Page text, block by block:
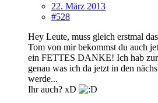
22. März 2013
#528
Hey Leute, muss gleich erstmal
Tom von mir bekommst du auch
ein FETTES DANKE! Ich hab
genau was ich da jetzt in den
werde...
Ihr auch? xD